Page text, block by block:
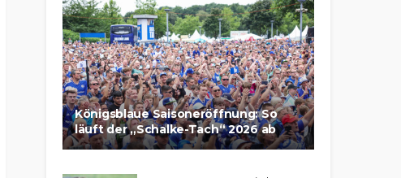
Königsblaue Saisoneröffnung: So
läuft der „Schalke-Tach“ 2026 ab